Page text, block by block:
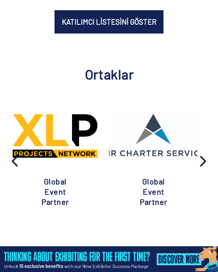
KATILIMCI LİSTESİNİ GÖSTER
Ortaklar
Global
Event
Partner
Global
Event
Partner